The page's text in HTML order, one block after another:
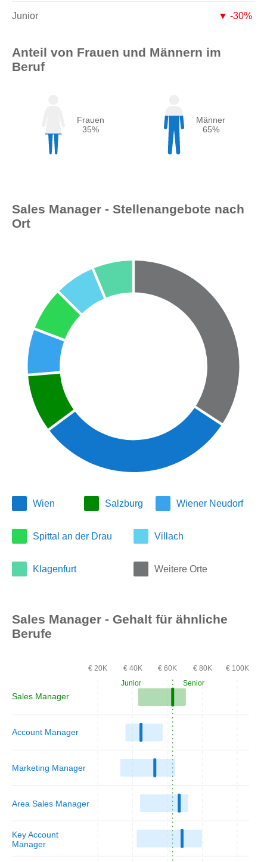
Junior ▼ -30%
Anteil von Frauen und Männern im
Beruf
Frauen
35%
Männer
65%
Sales Manager - Stellenangebote nach
Ort
Wien Salzburg Wiener Neudorf
Spittal an der Drau Villach
Klagenfurt Weitere Orte
Sales Manager - Gehalt für ähnliche
Berufe
Sales Manager
Account Manager
Marketing Manager
Area Sales Manager
Key Account
Manager
€ 20K € 40K € 60K € 80K € 100K
Junior Senior